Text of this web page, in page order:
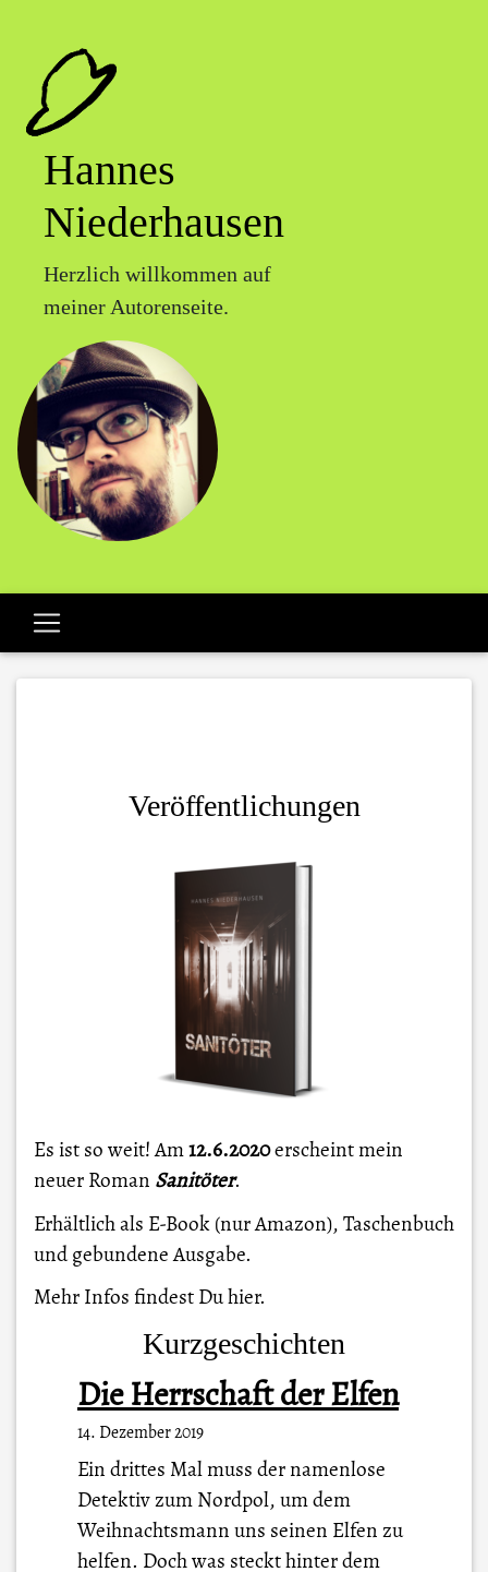
Hannes
Niederhausen
Herzlich willkommen auf
meiner Autorenseite.
Veröffentlichungen
Es ist so weit! Am12.6.2020erscheint mein
neuer Roman Sanitöter.
Erhältlich als E-Book (nur Amazon), Taschenbuch
und gebundene Ausgabe.
Mehr Infos findest Duhier.
Kurzgeschichten
Die Herrschaft der Elfen
14. Dezember 2019
Ein drittes Mal muss der namenlose
Detektiv zum Nordpol, um dem
Weihnachtsmann uns seinen Elfen zu
helfen. Doch was steckt hinter dem